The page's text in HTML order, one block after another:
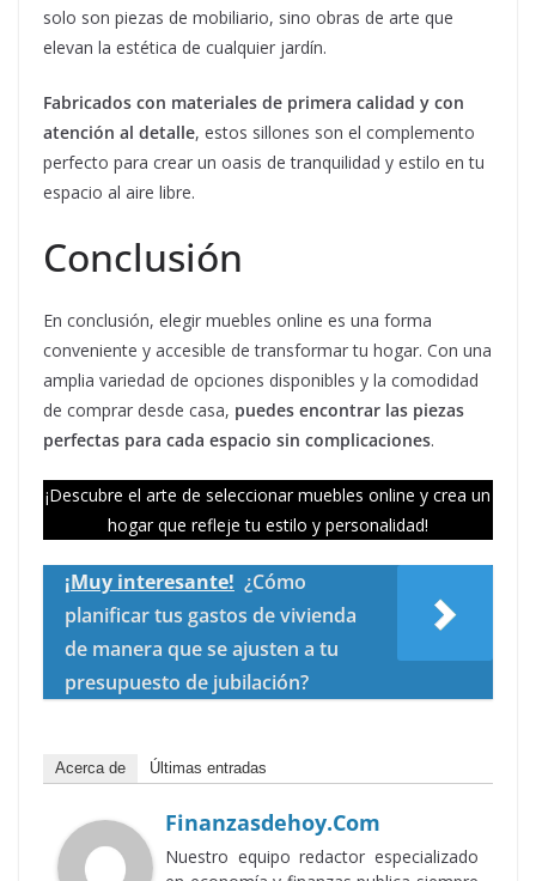
solo son piezas de mobiliario, sino obras de arte que
elevan la estética de cualquier jardín.
Fabricados con materiales de primera calidad y con
atención al detalle, estos sillones son el complemento
perfecto para crear un oasis de tranquilidad y estilo en tu
espacio al aire libre.
Conclusión
En conclusión, elegir muebles online es una forma
conveniente y accesible de transformar tu hogar. Con una
amplia variedad de opciones disponibles y la comodidad
de comprar desde casa, puedes encontrar las piezas
perfectas para cada espacio sin complicaciones.
¡Descubre el arte de seleccionar muebles online y crea un
hogar que refleje tu estilo y personalidad!
¡Muy interesante! ¿Cómo
planificar tus gastos de vivienda
de manera que se ajusten a tu
presupuesto de jubilación?
Acerca de Últimas entradas
Finanzasdehoy.com
Nuestro equipo redactor especializado